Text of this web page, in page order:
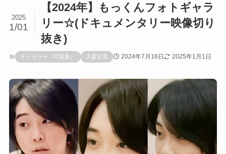
【2024年】もっくんフォトギャラ
リー☆(ドキュメンタリー映像切り
抜き)
2025
1/01
ギャラリー（写真集） 大森元貴 2024年7月16日 2025年1月1日